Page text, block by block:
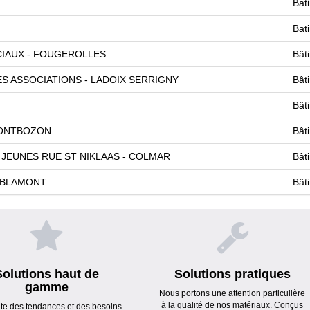
- FOUGEROLLES
ASSOCIATIONS - LADOIX SERRIGNY
RUE ST NIKLAAS - COLMAR
haut de
gamme
des tendances et des besoins
Solutions pratiques
Nous portons une attention particulière
à la qualité de nos matériaux. Conçus